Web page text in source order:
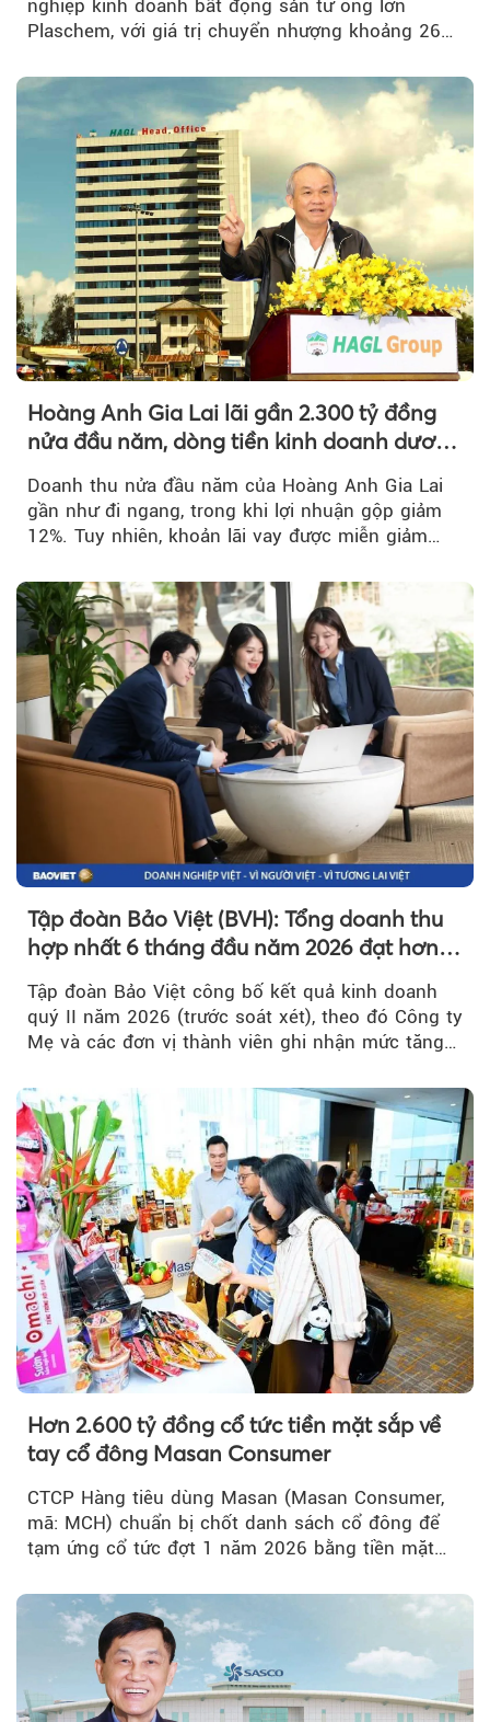
nghiệp kinh doanh bất động sản từ ông lớn
Plaschem, với giá trị chuyển nhượng khoảng 262
Hoàng Anh Gia Lai lãi gần 2.300 tỷ đồng
nửa đầu năm, dòng tiền kinh doanh dương
Doanh thu nửa đầu năm của Hoàng Anh Gia Lai
gần như đi ngang, trong khi lợi nhuận gộp giảm
12%. Tuy nhiên, khoản lãi vay được miễn giảm
Tập đoàn Bảo Việt (BVH): Tổng doanh thu
hợp nhất 6 tháng đầu năm 2026 đạt hơn
Tập đoàn Bảo Việt công bố kết quả kinh doanh
quý II năm 2026 (trước soát xét), theo đó Công ty
Mẹ và các đơn vị thành viên ghi nhận mức tăng
Hơn 2.600 tỷ đồng cổ tức tiền mặt sắp về
tay cổ đông Masan Consumer
CTCP Hàng tiêu dùng Masan (Masan Consumer,
mã: MCH) chuẩn bị chốt danh sách cổ đông để
tạm ứng cổ tức đợt 1 năm 2026 bằng tiền mặt